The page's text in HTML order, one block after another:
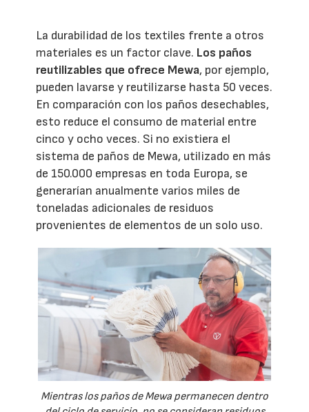
La durabilidad de los textiles frente a otros
materiales es un factor clave. Los paños
reutilizables que ofrece Mewa, por ejemplo,
pueden lavarse y reutilizarse hasta 50 veces.
En comparación con los paños desechables,
esto reduce el consumo de material entre
cinco y ocho veces. Si no existiera el
sistema de paños de Mewa, utilizado en más
de 150.000 empresas en toda Europa, se
generarían anualmente varios miles de
toneladas adicionales de residuos
provenientes de elementos de un solo uso.
Mientras los paños de Mewa permanecen dentro